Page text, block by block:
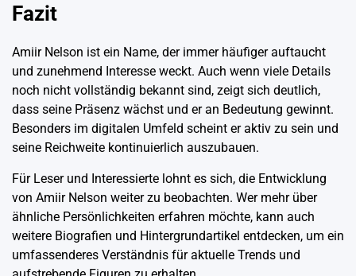
Fazit
Amiir Nelson ist ein Name, der immer häufiger auftaucht
und zunehmend Interesse weckt. Auch wenn viele Details
noch nicht vollständig bekannt sind, zeigt sich deutlich,
dass seine Präsenz wächst und er an Bedeutung gewinnt.
Besonders im digitalen Umfeld scheint er aktiv zu sein und
seine Reichweite kontinuierlich auszubauen.
Für Leser und Interessierte lohnt es sich, die Entwicklung
von Amiir Nelson weiter zu beobachten. Wer mehr über
ähnliche Persönlichkeiten erfahren möchte, kann auch
weitere Biografien und Hintergrundartikel entdecken, um ein
umfassenderes Verständnis für aktuelle Trends und